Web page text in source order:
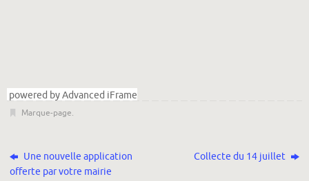
powered by Advanced iFrame
Marque-page.
Une nouvelle application
offerte par votre mairie
Collecte du 14 juillet